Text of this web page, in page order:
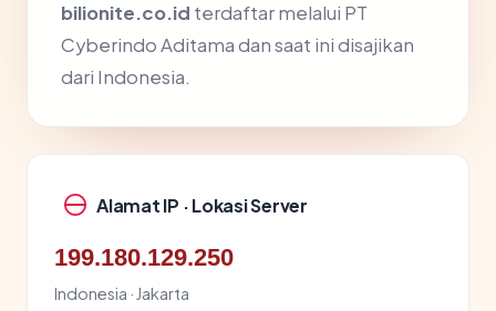
bilionite.co.id terdaftar melalui PT
Cyberindo Aditama dan saat ini disajikan
dari Indonesia.
Alamat IP · Lokasi Server
199.180.129.250
Indonesia · Jakarta